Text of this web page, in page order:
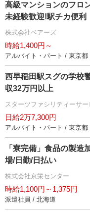
高級マンションのフロ
未経験歓迎!駅チカ便利
株式会社ベアーズ
時給1,400円～
アルバイト・パート / 東京都
西早稲田駅スグの学校
収32万円以上
スターツファシリティーサ
日給2万7,300円
アルバイト・パート / 東京都
「寮完備」食品の製造
場/日勤/日払い
株式会社京栄センター
時給1,100円～1,375円
派遣社員 / 北海道